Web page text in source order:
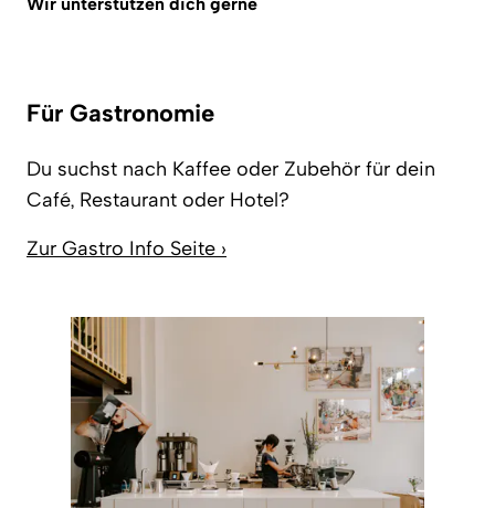
Für Gastronomie
Du suchst nach Kaffee oder Zubehör für dein
Café, Restaurant oder Hotel?
Zur Gastro Info Seite ›